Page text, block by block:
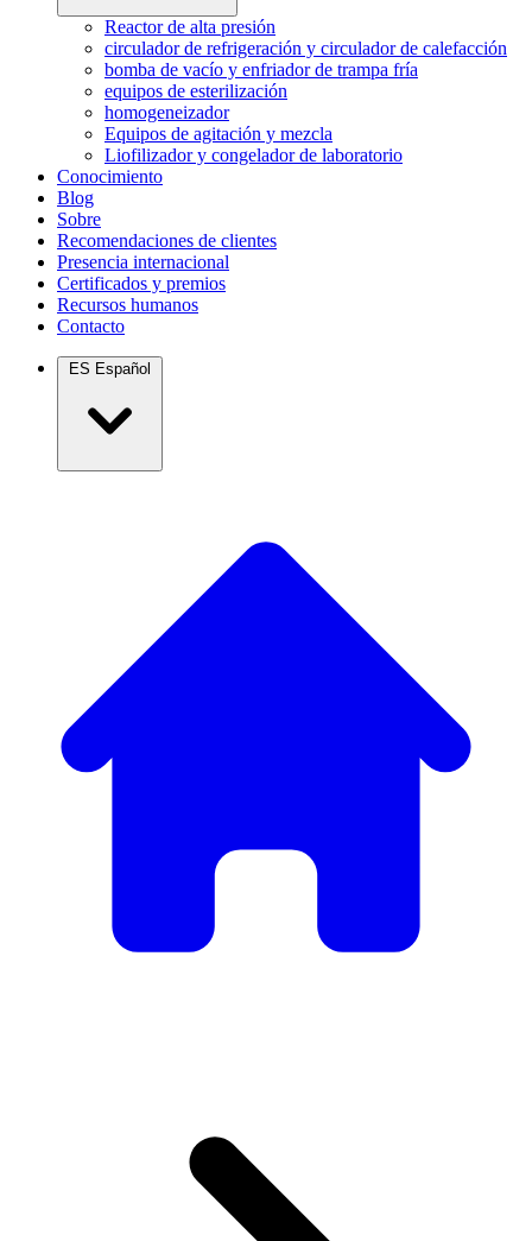
Reactor de alta presión
circulador de refrigeración y circulador de calefacción
bomba de vacío y enfriador de trampa fría
equipos de esterilización
homogeneizador
Equipos de agitación y mezcla
Liofilizador y congelador de laboratorio
Conocimiento
Blog
Sobre
Recomendaciones de clientes
Presencia internacional
Certificados y premios
Recursos humanos
Contacto
ES Español